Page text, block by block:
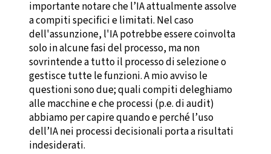
importante notare che l’IA attualmente assolve
a compiti specifici e limitati. Nel caso
dell'assunzione, l'IA potrebbe essere coinvolta
solo in alcune fasi del processo, ma non
sovrintende a tutto il processo di selezione o
gestisce tutte le funzioni. A mio avviso le
questioni sono due; quali compiti deleghiamo
alle macchine e che processi (p.e. di audit)
abbiamo per capire quando e perché l’uso
dell’IA nei processi decisionali porta a risultati
indesiderati.